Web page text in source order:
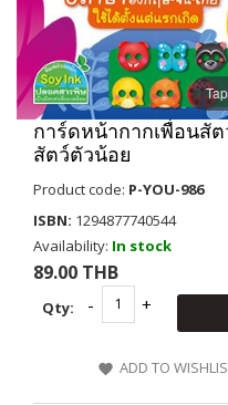
การ์ดหน้ากากเพื่อนสั
สัตว์ตัวน้อย
Product code: P-YOU-986
ISBN: 1294877740544
Availability: In stock
89.00 THB
Qty:
ADD TO